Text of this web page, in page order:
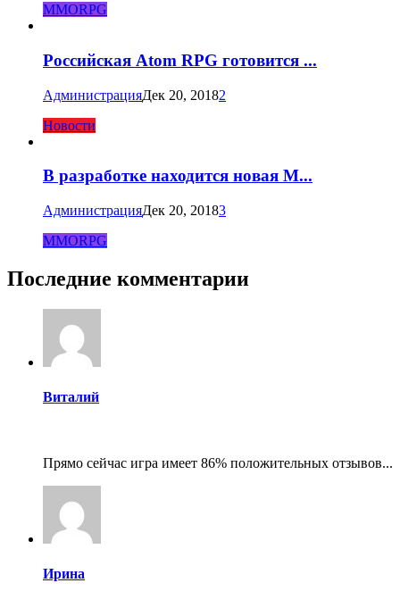
MMORPG
Российская Atom RPG готовится ...
АдминистрацияДек 20, 20182
Новости
В разработке находится новая M...
АдминистрацияДек 20, 20183
MMORPG
Последние комментарии
Виталий
Прямо сейчас игра имеет 86% положительных отзывов...
Ирина